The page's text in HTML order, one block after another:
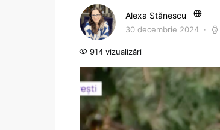
Alexa Stănescu
30 decembrie 2024
914 vizualizări